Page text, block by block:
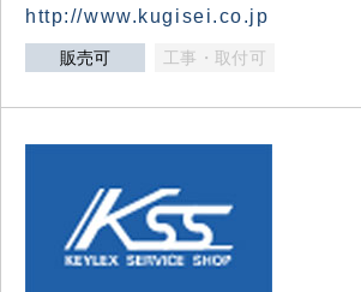
http://www.kugisei.co.jp
販売可 工事・取付可